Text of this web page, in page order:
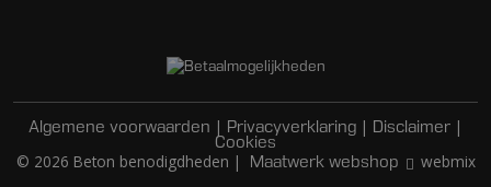
Muurkraag Rondo voor buis 125
mm
23,50 incl. BTW
Op voorraad
© 2026 Beton benodigdheden | Maatwerk webshop webmix
Algemene voorwaarden | Privacyverklaring | Disclaimer |
Cookies